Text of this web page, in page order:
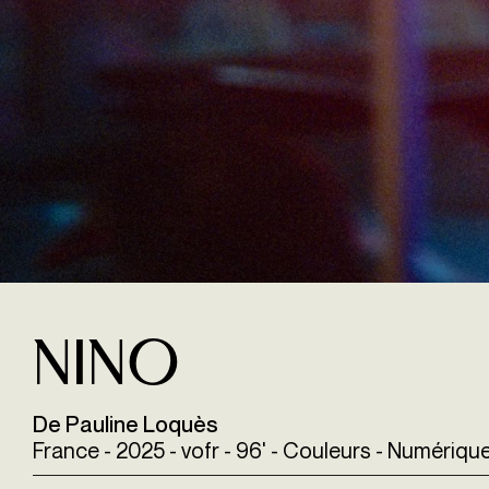
Nino
De Pauline Loquès
France - 2025 - vofr - 96' - Couleurs -